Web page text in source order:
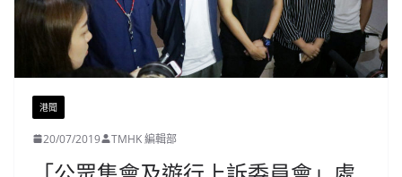
港聞
20/07/2019 TMHK 編輯部